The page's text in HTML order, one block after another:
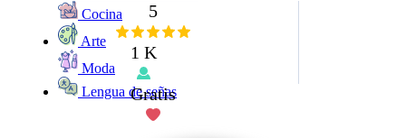
Cocina
Arte
Moda
Lengua de señas
5
1 K
Gratis